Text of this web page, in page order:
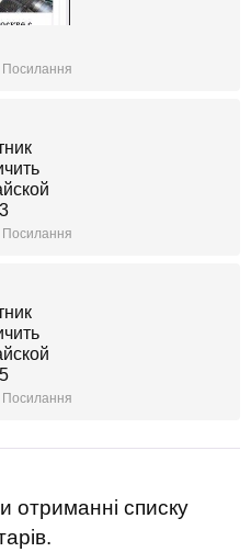
Посилання
Посилання
Посилання
отриманні списку